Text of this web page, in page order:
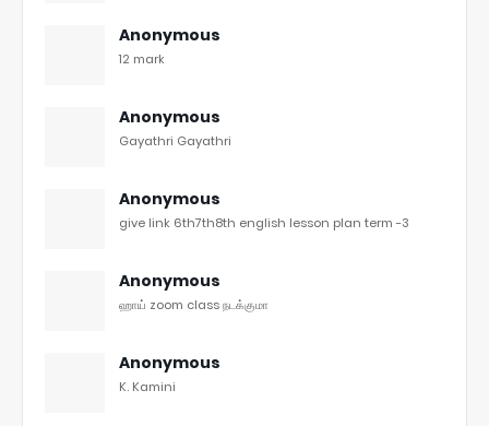
Anonymous
12 mark
Anonymous
Gayathri Gayathri
Anonymous
give link 6th7th8th english lesson plan term -3
Anonymous
ஹாய் zoom class நடக்குமா
Anonymous
K. Kamini